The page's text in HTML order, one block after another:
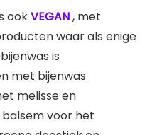
ookVEGAN, met
waar als enige
is
met bijenwas
melisse en
voor het